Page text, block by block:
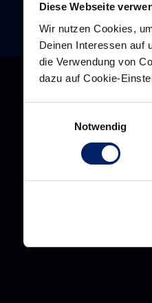
Diese Webseite
Wir nutzen Cookies,
Deinen Interessen auf
die Verwendung von
dazu auf Cookie-
Notwendig